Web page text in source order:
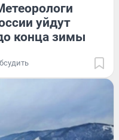
уйдут
конца зимы